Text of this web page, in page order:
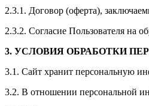
2.3.1. Договор (оферта),
2.3.2. Согласие Пользователя на
3. УСЛОВИЯ ОБРАБОТКИ
3.1. Сайт хранит персональную
3.2. В отношении персональной